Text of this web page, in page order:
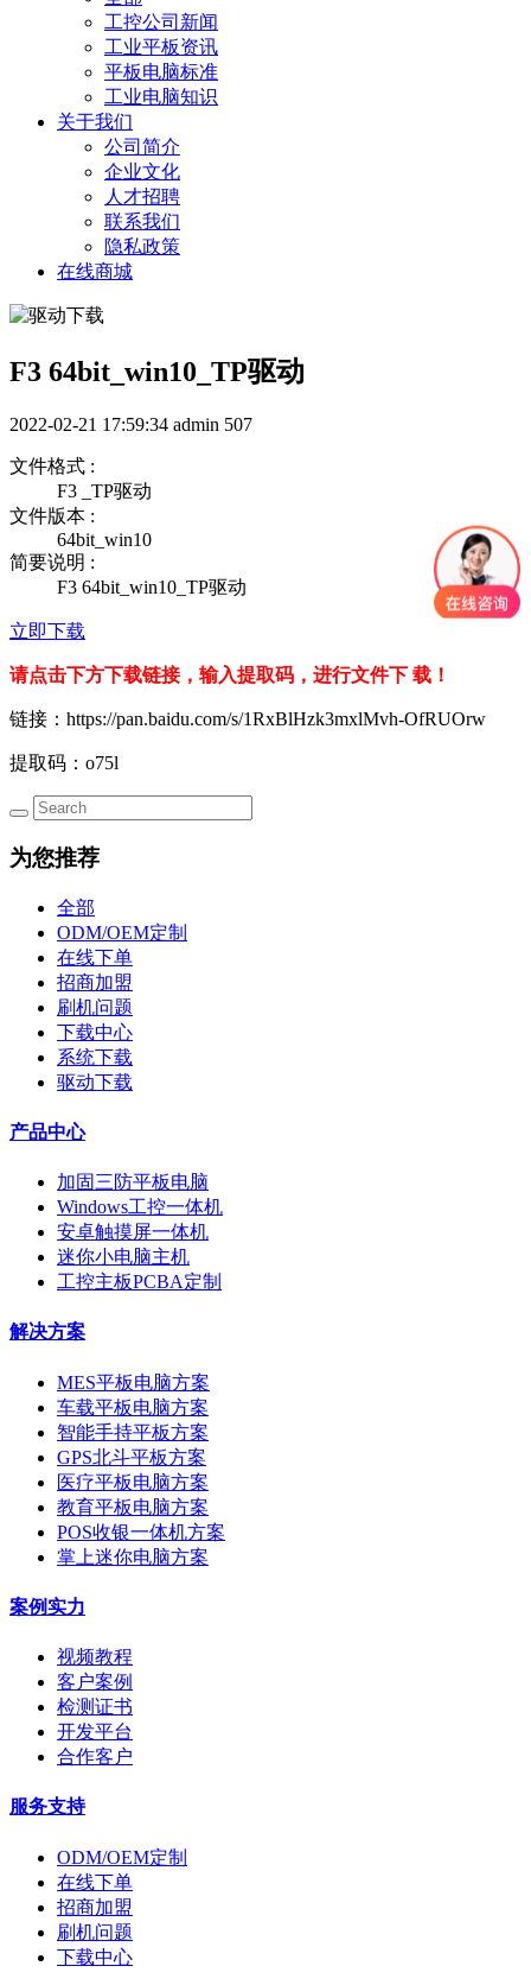
工控公司新闻
工业平板资讯
平板电脑标准
工业电脑知识
关于我们
公司简介
企业文化
人才招聘
联系我们
隐私政策
在线商城
F3 64bit_win10_TP驱动
2022-02-21 17:59:34 admin 507
文件格式 :
F3 _TP驱动
文件版本 :
64bit_win10
简要说明 :
F3 64bit_win10_TP驱动
立即下载
请点击下方下载链接，输入提取码，进行文件下 载！
链接：https://pan.baidu.com/s/1RxBlHzk3mxlMvh-OfRUOrw
提取码：o75l
为您推荐
全部
ODM/OEM定制
在线下单
招商加盟
刷机问题
下载中心
系统下载
驱动下载
产品中心
加固三防平板电脑
Windows工控一体机
安卓触摸屏一体机
迷你小电脑主机
工控主板PCBA定制
解决方案
MES平板电脑方案
车载平板电脑方案
智能手持平板方案
GPS北斗平板方案
医疗平板电脑方案
教育平板电脑方案
POS收银一体机方案
掌上迷你电脑方案
案例实力
视频教程
客户案例
检测证书
开发平台
合作客户
服务支持
ODM/OEM定制
在线下单
招商加盟
刷机问题
下载中心